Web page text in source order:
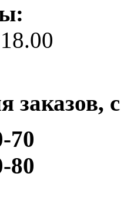
заказов,
70
80